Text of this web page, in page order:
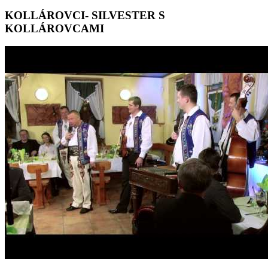
KOLLÁROVCI- SILVESTER S
KOLLÁROVCAMI